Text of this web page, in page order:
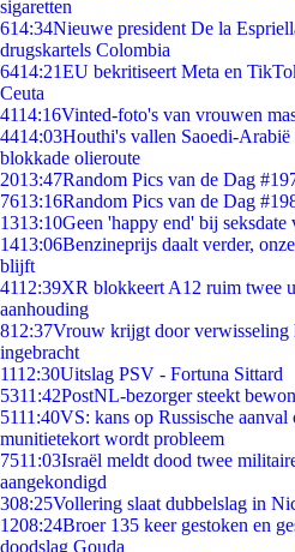
sigaretten
614:34Nieuwe president De la
drugskartels Colombia
6414:21EU bekritiseert Meta en
Ceuta
4114:16Vinted-foto's van vrouwen
4414:03Houthi's vallen Saoedi-Arabië
blokkade olieroute
2013:47Random Pics van de Dag
7613:16Random Pics van de Dag
1313:10Geen 'happy end' bij
1413:06Benzineprijs daalt verder,
blijft
4112:39XR blokkeert A12 ruim twee
aanhouding
812:37Vrouw krijgt door verwisseling
ingebracht
1112:30Uitslag PSV - Fortuna Sittard
5311:42PostNL-bezorger steekt
5111:40VS: kans op Russische
munitietekort wordt probleem
7511:03Israël meldt dood twee
aangekondigd
308:25Vollering slaat dubbelslag in
1208:24Broer 135 keer gestoken en
doodslag Gouda